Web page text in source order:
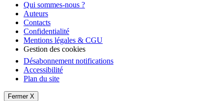
Qui sommes-nous ?
Auteurs
Contacts
Confidentialité
Mentions légales & CGU
Gestion des cookies
Désabonnement notifications
Accessibilité
Plan du site
Fermer X